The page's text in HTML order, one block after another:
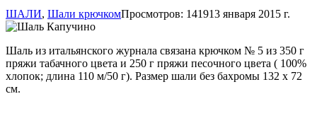
ШАЛИ, Шали крючкомПросмотров: 141913 января 2015 г.
Шаль из итальянского журнала связана крючком № 5 из 350 г
пряжи табачного цвета и 250 г пряжи песочного цвета ( 100%
хлопок; длина 110 м/50 г). Размер шали без бахромы 132 х 72
см.